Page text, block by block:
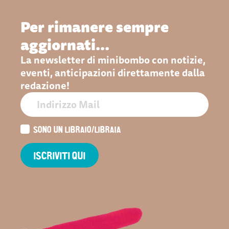
Per rimanere sempre
aggiornati...
La newsletter di minibombo con notizie,
eventi, anticipazioni direttamente dalla
redazione!
SONO UN LIBRAIO/LIBRAIA
ISCRIVITI QUI